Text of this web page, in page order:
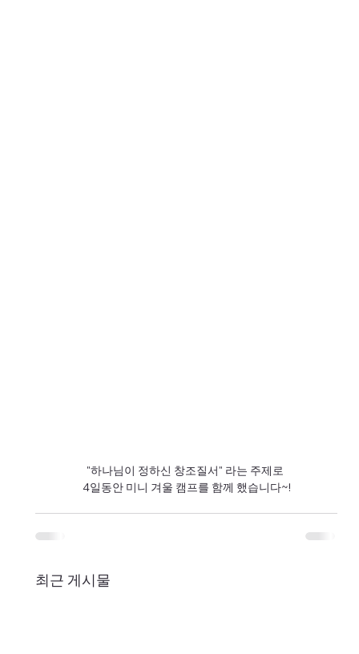
"하나님이 정하신 창조질서" 라는 주제로
4일동안 미니 겨울 캠프를 함께 했습니다~!
최근 게시물